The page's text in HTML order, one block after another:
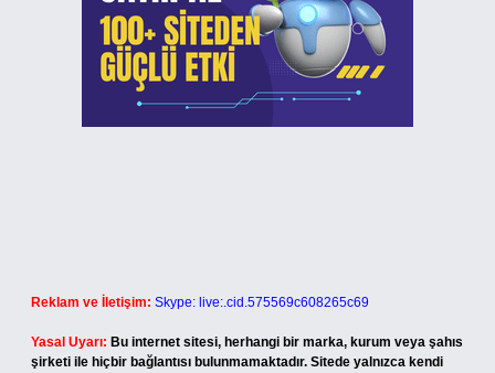
Reklam ve İletişim: Skype: live:.cid.575569c608265c69
Yasal Uyarı: Bu internet sitesi, herhangi bir marka, kurum veya şahıs
şirketi ile hiçbir bağlantısı bulunmamaktadır. Sitede yalnızca kendi